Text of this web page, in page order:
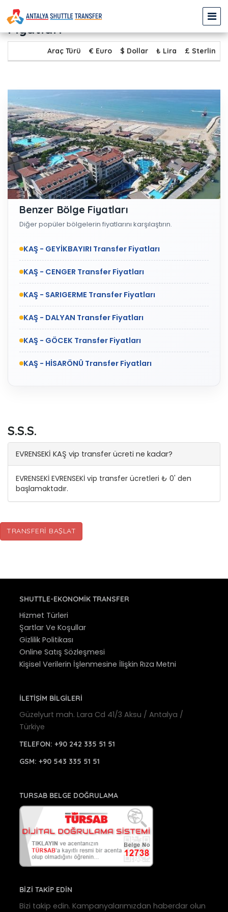
KAŞ - EVRENSEKİ Transfer
Fiyatları
Araç Türü € Euro $ Dollar ₺ Lira £ Sterlin
Benzer Bölge Fiyatları
Diğer popüler bölgelerin fiyatlarını karşılaştırın.
KAŞ - GEYİKBAYIRI Transfer Fiyatları
KAŞ - CENGER Transfer Fiyatları
KAŞ - SARIGERME Transfer Fiyatları
KAŞ - DALYAN Transfer Fiyatları
KAŞ - GÖCEK Transfer Fiyatları
KAŞ - HİSARÖNÜ Transfer Fiyatları
S.S.S.
EVRENSEKİ KAŞ vip transfer ücreti ne kadar?
EVRENSEKİ EVRENSEKİ vip transfer ücretleri ₺ 0' den
başlamaktadır.
TRANSFERI BAŞLAT
SHUTTLE-EKONOMIK TRANSFER
Hizmet Türleri
Şartlar Ve Koşullar
Gizlilik Politikası
Online Satış Sözleşmesi
Kişisel Verilerin İşlenmesine İlişkin Rıza Metni
İLETİŞİM BİLGİLERİ
Güzelyurt mah. Lara Cd 41/3 Aksu / Antalya /
Türkiye
TELEFON: +90 242 335 51 51
GSM: +90 543 335 51 51
TURSAB BELGE DOĞRULAMA
BİZİ TAKİP EDİN
Bizi takip edin. Kampanyalarımızdan haberdar olun